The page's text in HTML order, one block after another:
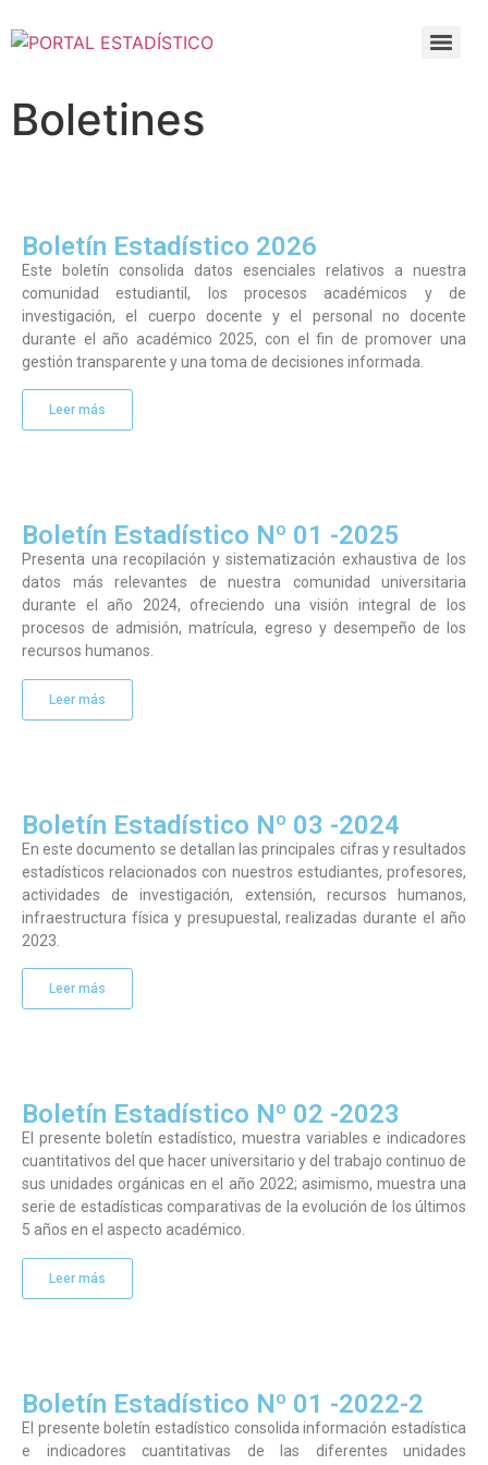
Boletines
Boletín Estadístico 2026
Este boletín consolida datos esenciales relativos a nuestra
comunidad estudiantil, los procesos académicos y de
investigación, el cuerpo docente y el personal no docente
durante el año académico 2025, con el fin de promover una
gestión transparente y una toma de decisiones informada.
Leer más
Boletín Estadístico Nº 01 -2025
Presenta una recopilación y sistematización exhaustiva de los
datos más relevantes de nuestra comunidad universitaria
durante el año 2024, ofreciendo una visión integral de los
procesos de admisión, matrícula, egreso y desempeño de los
recursos humanos.
Leer más
Boletín Estadístico Nº 03 -2024
En este documento se detallan las principales cifras y resultados
estadísticos relacionados con nuestros estudiantes, profesores,
actividades de investigación, extensión, recursos humanos,
infraestructura física y presupuestal, realizadas durante el año
2023.
Leer más
Boletín Estadístico Nº 02 -2023
El presente boletín estadístico, muestra variables e indicadores
cuantitativos del que hacer universitario y del trabajo continuo de
sus unidades orgánicas en el año 2022; asimismo, muestra una
serie de estadísticas comparativas de la evolución de los últimos
5 años en el aspecto académico.
Leer más
Boletín Estadístico Nº 01 -2022-2
El presente boletín estadístico consolida información estadística
e indicadores cuantitativas de las diferentes unidades